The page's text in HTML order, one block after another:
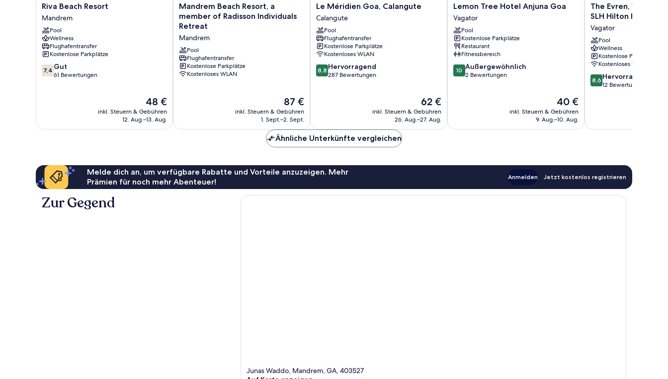
Riva
Beach
Resort
Mandrem
Riva Beach Resort
Mandrem
Pool
Wellness
Flughafentransfer
Kostenlose Parkplätze
7.4
von
7,4 Gut
61 Bewertungen
Der
Preis
beträgt
48 €
inkl. Steuern & Gebühren
12. Aug.–13. Aug.
Mandrem
Beach
Resort,
a
member
of
Radisson
Individuals
Retreat
Mandrem Beach Resort, a
member of Radisson Individuals
Retreat
Mandrem
Pool
Flughafentransfer
Kostenlose Parkplätze
Kostenloses WLAN
Der
Preis
beträgt
87 €
inkl. Steuern & Gebühren
1. Sept.–2. Sept.
Le
Méridien
Goa,
Calangute
Calangute
Le Méridien Goa, Calangute
Calangute
Pool
Flughafentransfer
Kostenlose Parkplätze
Kostenloses WLAN
8.8
von
8,8 Hervorragend
287 Bewertungen
Der
Preis
beträgt
62 €
inkl. Steuern & Gebühren
26. Aug.–27. Aug.
Lemon
Tree
Hotel
Anjuna
Goa
Vagator
Lemon Tree Hotel Anjuna Goa
Vagator
Pool
Kostenlose Parkplätze
Restaurant
Fitnessbereich
10.0
von
10 Außergewöhnlich
2 Bewertungen
Der
Preis
beträgt
40 €
inkl. Steuern & Gebühren
9. Aug.–10. Aug.
The
Evren,
-
Member
of
SLH
Hilton
Hotels
Vagator
The Evren, Vagator
SLH Hilton Hotels
Vagator
Pool
Wellness
Kostenlose Parkplätze
Kostenloses WLAN
8.6
von
8,6 Hervorragend
12 Bewertungen
Ähnliche Unterkünfte vergleichen
Melde dich an, um verfügbare Rabatte und Vorteile anzuzeigen. Mehr
Prämien für noch mehr Abenteuer!
Anmelden Jetzt kostenlos registrieren
Zur Gegend
Junas Waddo, Mandrem, GA, 403527